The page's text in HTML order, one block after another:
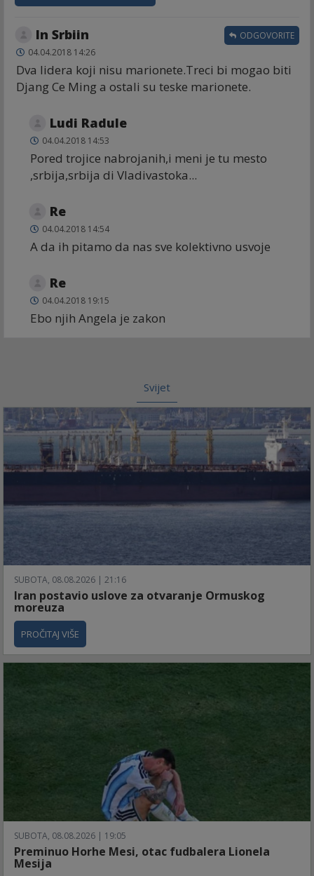
In Srbiin
04.04.2018 14:26
Dva lidera koji nisu marionete.Treci bi mogao biti
Djang Ce Ming a ostali su teske marionete.
ODGOVORITE
Ludi Radule
04.04.2018 14:53
Pored trojice nabrojanih,i meni je tu mesto
,srbija,srbija di Vladivastoka...
Re
04.04.2018 14:54
A da ih pitamo da nas sve kolektivno usvoje
Re
04.04.2018 19:15
Ebo njih Angela je zakon
Svijet
SUBOTA, 08.08.2026 | 21:16
Iran postavio uslove za otvaranje Ormuskog
moreuza
PROČITAJ VIŠE
SUBOTA, 08.08.2026 | 19:05
Preminuo Horhe Mesi, otac fudbalera Lionela
Mesija